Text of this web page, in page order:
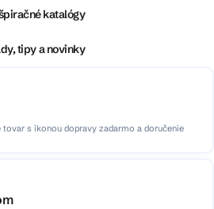
katalógy
tipy a novinky
s ikonou dopravy zadarmo a doručenie